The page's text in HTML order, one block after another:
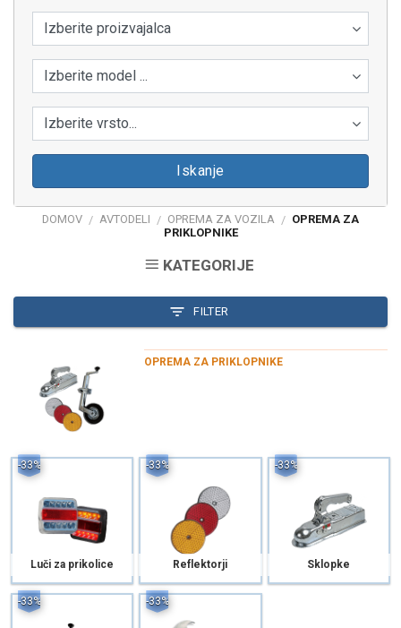
Izberite proizvajalca
Izberite model ...
Izberite vrsto...
Iskanje
DOMOV / AVTODELI / OPREMA ZA VOZILA / OPREMA ZA
PRIKLOPNIKE
KATEGORIJE
FILTER
OPREMA ZA PRIKLOPNIKE
Luči za prikolice
-33%
Reflektorji
-33%
Sklopke
-33%
-33% -33%